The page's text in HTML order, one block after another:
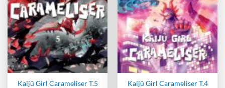
Kaijû Girl Carameliser T.5
Kaijû Girl Carameliser T.4